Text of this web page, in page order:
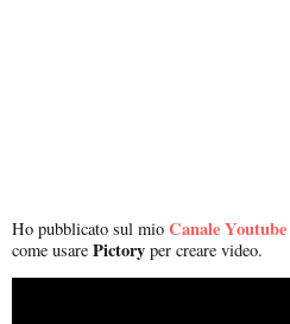
Ho pubblicato sul mio Canale Youtube
come usare Pictory per creare video.